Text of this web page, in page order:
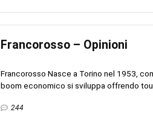
Francorosso – Opinioni
Francorosso Nasce a Torino nel 1953,
boom economico si sviluppa offrendo
244